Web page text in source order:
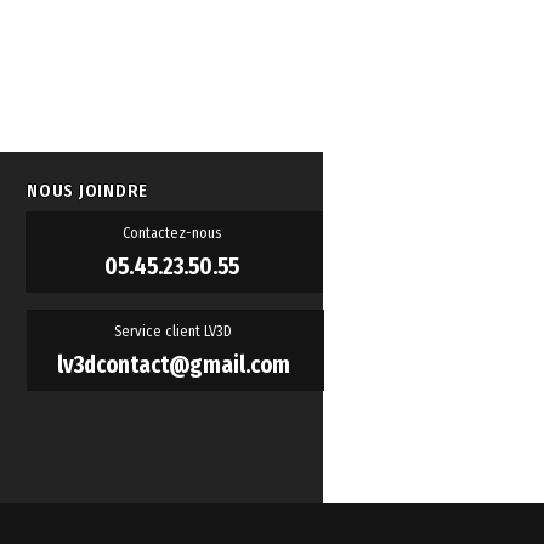
NOUS JOINDRE
Contactez-nous
05.45.23.50.55
Service client LV3D
lv3dcontact@gmail.com